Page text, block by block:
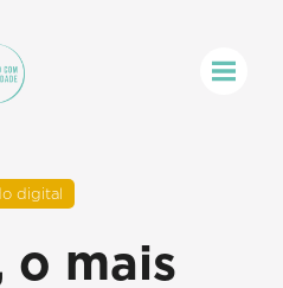
digital
o mais